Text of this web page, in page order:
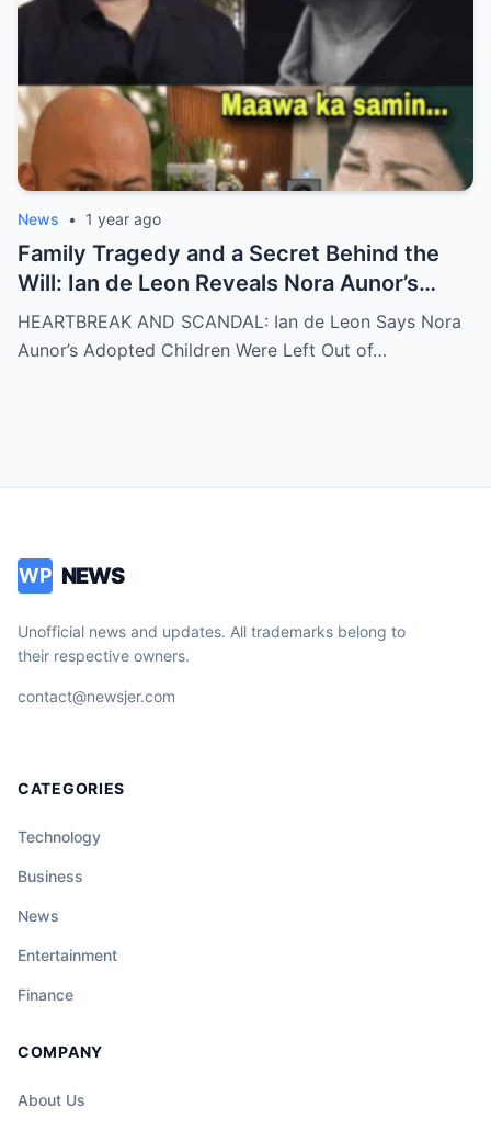
News • 1 year ago
Family Tragedy and a Secret Behind the
Will: Ian de Leon Reveals Nora Aunor’s
Adopted Children Were Written Out of the
Inheritance – ‘Not a Single Centavo!’ – Is
HEARTBREAK AND SCANDAL: Ian de Leon Says Nora
Aunor’s Adopted Children Were Left Out of…
WP NEWS
Unofficial news and updates. All trademarks belong to
their respective owners.
contact@newsjer.com
CATEGORIES
Technology
Business
News
Entertainment
Finance
COMPANY
About Us